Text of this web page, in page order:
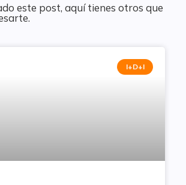
este post, aquí tienes otros que
I+D+I